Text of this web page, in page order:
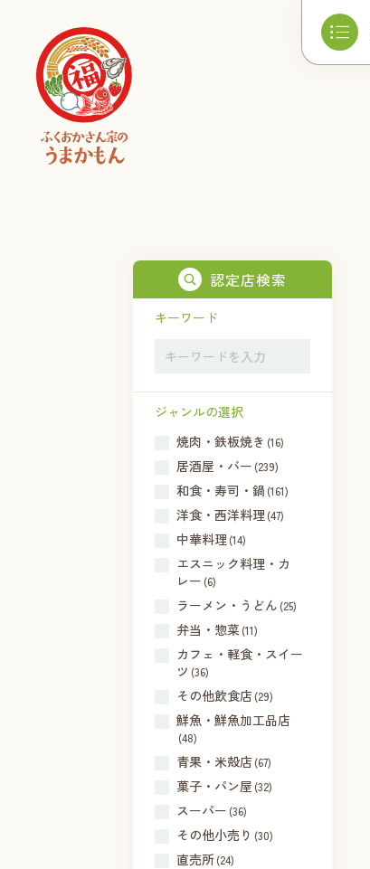
認定店検索
キーワード
ジャンルの選択
焼肉・鉄板焼き (16)
居酒屋・バー (239)
和食・寿司・鍋 (161)
洋食・西洋料理 (47)
中華料理 (14)
エスニック料理・カ
レー (6)
ラーメン・うどん (25)
弁当・惣菜(11)
カフェ・軽食・スイー
ツ (36)
その他飲食店(29)
鮮魚・鮮魚加工品店
(48)
青果・米殻店(67)
菓子・パン屋 (32)
スーパー (36)
その他小売り (30)
直売所(24)